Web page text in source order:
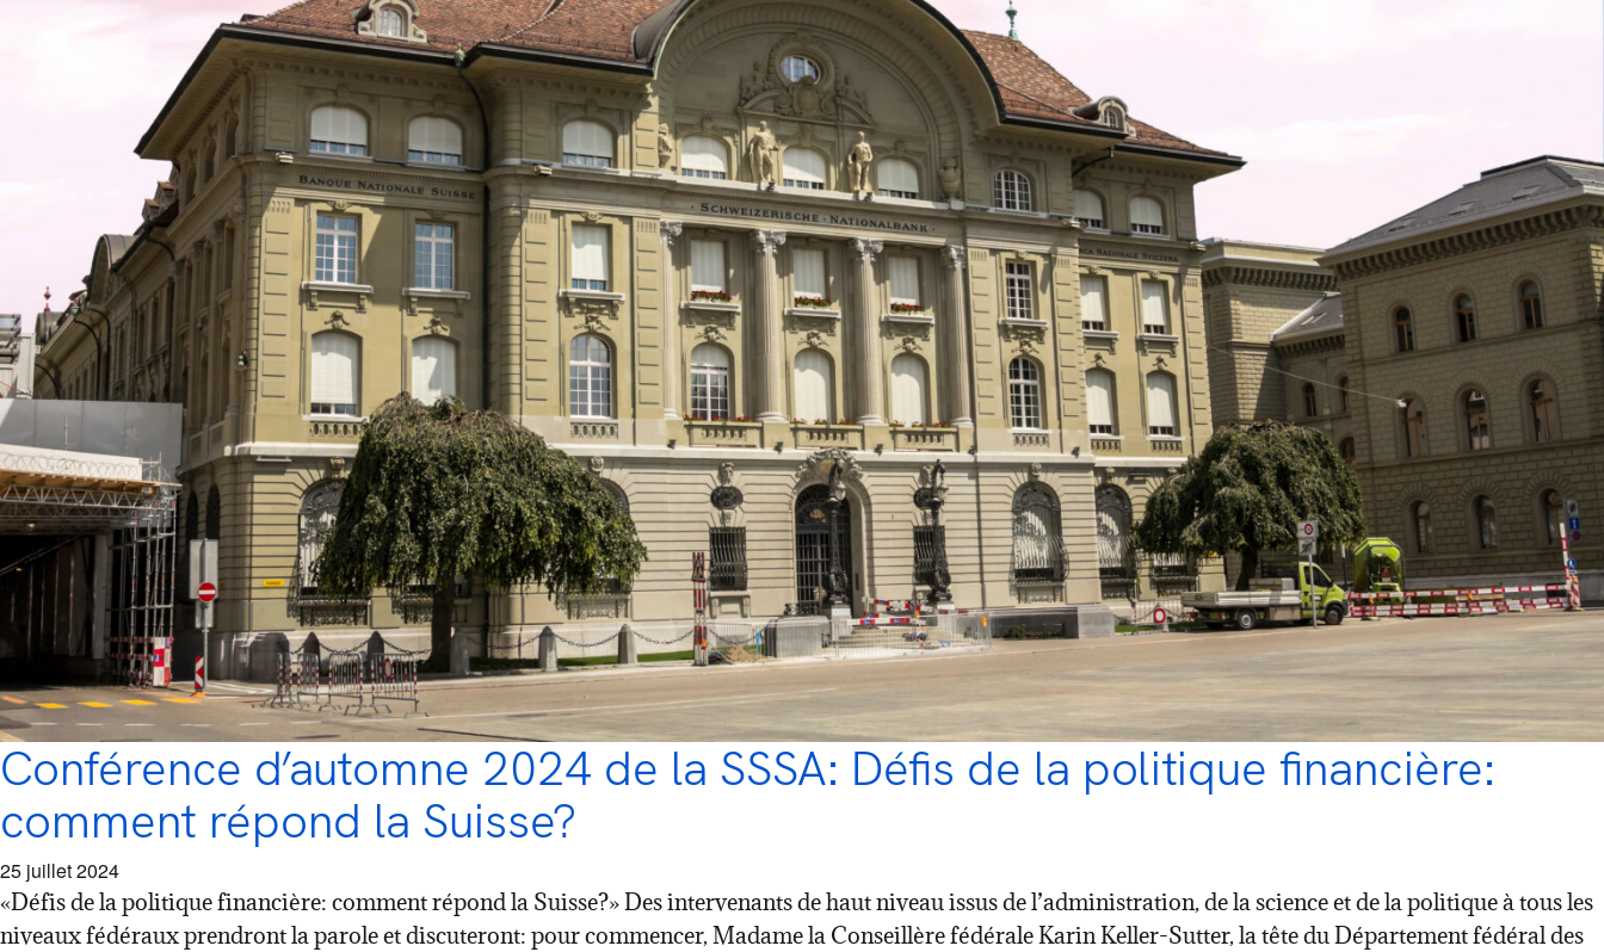
Conférence d’automne 2024 de la SSSA: Défis de la politique financière:
comment répond la Suisse?
25 juillet 2024
«Défis de la politique financière: comment répond la Suisse?» Des intervenants de haut niveau issus de l’administration, de la science et de la politique à tous les
niveaux fédéraux prendront la parole et discuteront: pour commencer, Madame la Conseillère fédérale Karin Keller-Sutter, la tête du Département fédéral des